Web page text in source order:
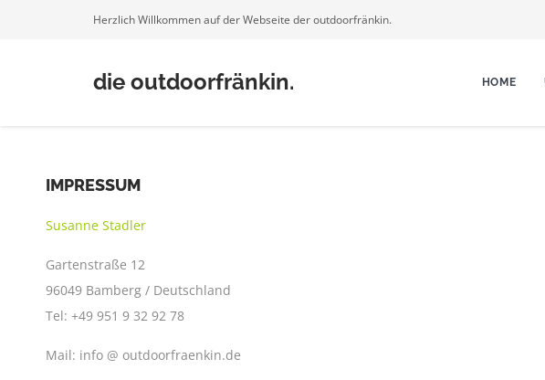
Herzlich Willkommen auf der Webseite der outdoorfränkin.
die outdoorfränkin. HOME
IMPRESSUM
Susanne Stadler
Gartenstraße 12
96049 Bamberg / Deutschland
Tel: +49 951 9 32 92 78
Mail: info @ outdoorfraenkin.de